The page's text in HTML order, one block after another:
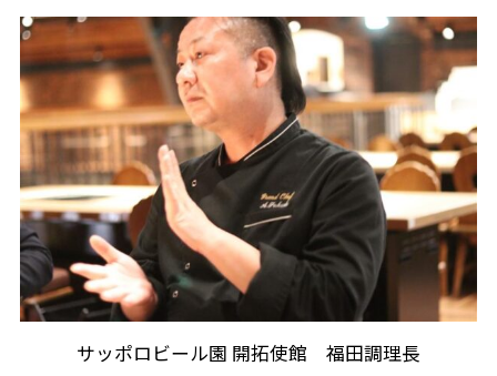
サッポロビール園 開拓使館 福田調理長